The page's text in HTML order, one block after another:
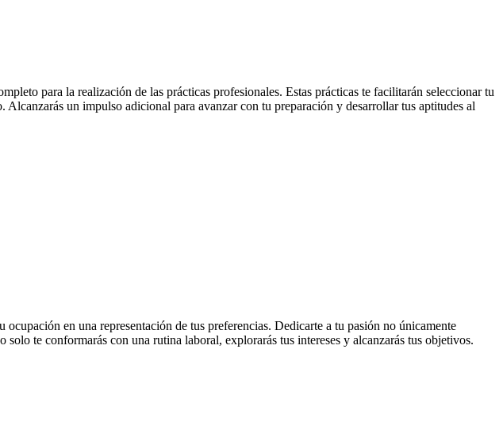
para la realización de las prácticas profesionales. Estas prácticas te facilitarán seleccionar tu
un impulso adicional para avanzar con tu preparación y desarrollar tus aptitudes al
en una representación de tus preferencias. Dedicarte a tu pasión no únicamente
te conformarás con una rutina laboral, explorarás tus intereses y alcanzarás tus objetivos.